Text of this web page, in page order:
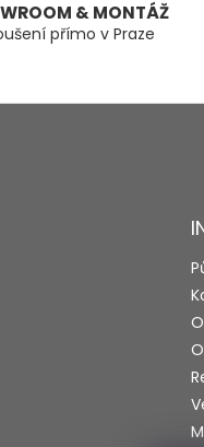
& MONTÁŽ
přímo v Praze